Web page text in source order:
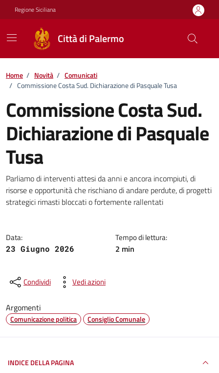
Vai ai contenuti
Vai al footer
Regione Siciliana
Città di Palermo
Home / Novità / Comunicati
/ Commissione Costa Sud. Dichiarazione di Pasquale Tusa
Commissione Costa Sud.
Dichiarazione di Pasquale
Tusa
Dettagli della notizia
Parliamo di interventi attesi da anni e ancora incompiuti, di
risorse e opportunità che rischiano di andare perdute, di progetti
strategici rimasti bloccati o fortemente rallentati
Data:
23 Giugno 2026
Tempo di lettura:
2 min
Condividi Vedi azioni
Argomenti
Comunicazione politica Consiglio Comunale
INDICE DELLA PAGINA